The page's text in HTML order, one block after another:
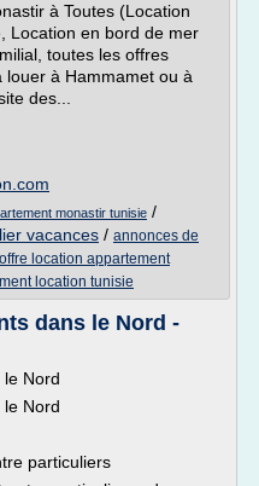
à Toutes (Location
Location en bord de mer
toutes les offres
à Hammamet ou à
des...
monastir tunisie /
vacances / annonces de
offre location appartement
location tunisie
dans le Nord -
Nord
Nord
particuliers